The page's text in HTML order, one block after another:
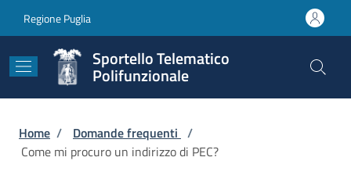
Regione Puglia
Sportello Telematico
Polifunzionale
Briciole di pane
Home / Domande frequenti /
Come mi procuro un indirizzo di PEC?